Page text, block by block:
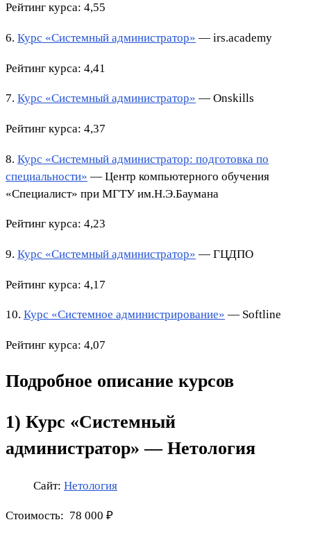
Рейтинг курса: 4,55
6. Курс «Системный администратор» — irs.academy
Рейтинг курса: 4,41
7. Курс «Системный администратор» — Onskills
Рейтинг курса: 4,37
8. Курс «Системный администратор: подготовка по
специальности» — Центр компьютерного обучения
«Специалист» при МГТУ им.Н.Э.Баумана
Рейтинг курса: 4,23
9. Курс «Системный администратор» — ГЦДПО
Рейтинг курса: 4,17
10. Курс «Системное администрирование» — Softline
Рейтинг курса: 4,07
Подробное описание курсов
1) Курс «Системный
администратор» — Нетология
Сайт: Нетология
Стоимость: 78 000 ₽